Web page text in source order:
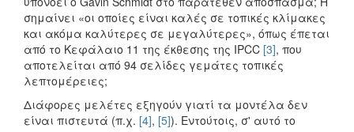
σημαίνει «οι οποίες είναι καλές σε τοπικές κλίμακες
και ακόμα καλύτερες σε μεγαλύτερες», όπως έπεται
από το Κεφάλαιο 11 της έκθεσης της IPCC [3], που
αποτελείται από 94 σελίδες γεμάτες τοπικές
λεπτομέρειες;
Διάφορες μελέτες εξηγούν γιατί τα μοντέλα δεν
είναι πιστευτά (π.χ. [4], [5]). Εντούτοις, σ' αυτό το